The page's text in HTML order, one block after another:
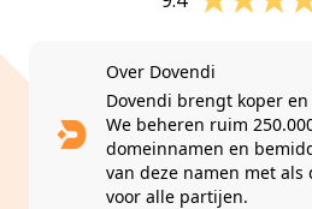
Over Dovendi
Dovendi brengt koper
We beheren ruim
domeinnamen en
van deze namen met als
voor alle partijen.